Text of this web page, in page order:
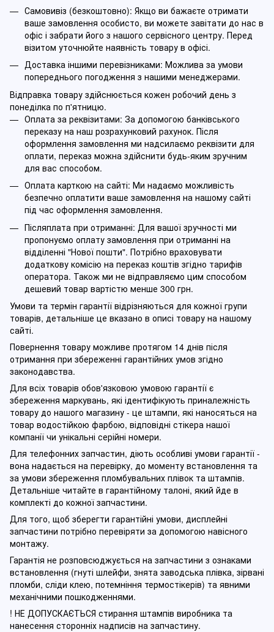
Самовивіз (безкоштовно): Якщо ви бажаєте отримати
ваше замовлення особисто, ви можете завітати до нас в
офіс і забрати його з нашого сервісного центру. Перед
візитом уточнюйте наявність товару в офісі.
Доставка іншими перевізниками: Можлива за умови
попереднього погодження з нашими менеджерами.
Відправка товару здійснюється кожен робочий день з
понеділка по п'ятницю.
Оплата за реквізитами: За допомогою банківського
переказу на наш розрахунковий рахунок. Після
оформлення замовлення ми надсилаємо реквізити для
оплати, переказ можна здійснити будь-яким зручним
для вас способом.
Оплата карткою на сайті: Ми надаємо можливість
безпечно оплатити ваше замовлення на нашому сайті
під час оформлення замовлення.
Післяплата при отриманні: Для вашої зручності ми
пропонуємо оплату замовлення при отриманні на
відділенні "Нової пошти". Потрібно враховувати
додаткову комісію на переказ коштів згідно тарифів
оператора. Також ми не відправляємо цим способом
дешевий товар вартістю менше 300 грн.
Умови та термін гарантії відрізняються для кожної групи
товарів, детальніше це вказано в описі товару на нашому
сайті.
Повернення товару можливе протягом 14 днів після
отримання при збереженні гарантійних умов згідно
законодавства.
Для всіх товарів обов'язковою умовою гарантії є
збереження маркувань, які ідентифікують приналежність
товару до нашого магазину - це штампи, які наносяться на
товар водостійкою фарбою, відповідні стікера нашої
компанії чи унікальні серійні номери.
Для телефонних запчастин, діють особливі умови гарантії -
вона надається на перевірку, до моменту встановлення та
за умови збереження пломбувальних плівок та штампів.
Детальніше читайте в гарантійному талоні, який йде в
комплекті до кожної запчастини.
Для того, щоб зберегти гарантійні умови, дисплейні
запчастини потрібно перевіряти за допомогою навісного
монтажу.
Гарантія не розповсюджується на запчастини з ознаками
встановлення (гнуті шлейфи, знята заводська плівка, зірвані
пломби, сліди клею, потемніння термостікерів) та явними
механічними пошкодженнями.
! НЕ ДОПУСКАЄТЬСЯ стирання штампів виробника та
нанесення сторонніх надписів на запчастину.